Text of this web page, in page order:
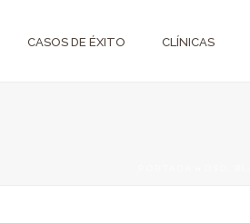
CASOS DE ÉXITO CLÍNICAS